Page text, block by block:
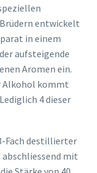
entwickelt
in einem
aufsteigende
Aromen ein.
Alkohol kommt
4 dieser
Fach destillierter
mit